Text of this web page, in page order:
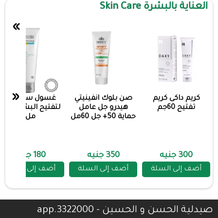
العناية بالبشرة Skin Care
كريم داكى كريم
تفتيح 60جم
300 جنيه
أضف إلى السلة
صن بلوك انفينيتي
هيدرو جل عامل
حماية 50+ جل 60مل
350 جنيه
أضف إلى السلة
غسول ستارفيل
مل
180 جنيه
أضف إلى السلة
»
«
صيدلية الحسن و الحسين - 3322000.app